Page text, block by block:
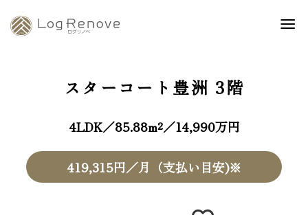
スターコート豊洲 3階
4LDK／85.88m²／14,990万円
419,315円／月（支払い目安)※